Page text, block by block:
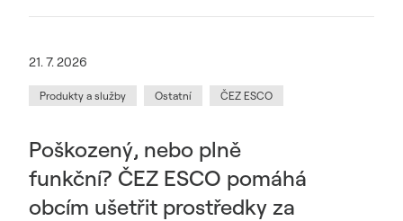
21. 7. 2026
Produkty a služby Ostatní ČEZ ESCO
Poškozený, nebo plně
funkční? ČEZ ESCO pomáhá
obcím ušetřit prostředky za